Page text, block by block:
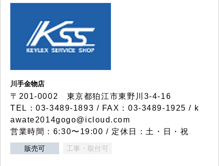
川手金物店
〒201-0002 東京都狛江市東野川3-4-16
TEL：03-3489-1893 / FAX：03-3489-1925 / k
awate2014gogo@icloud.com
営業時間：6:30〜19:00 / 定休日：土・日・祝
販売可 工事・取付可